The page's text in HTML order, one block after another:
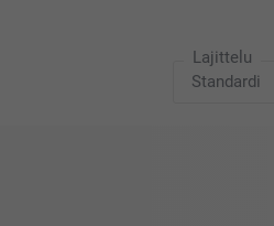
Lajittelu